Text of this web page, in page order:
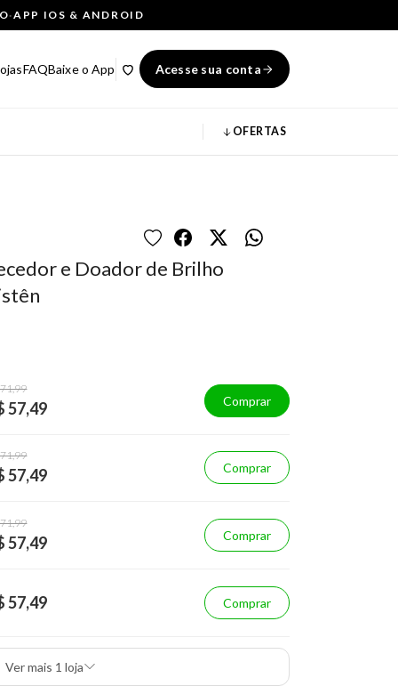
·APP IOS & ANDROID
FAQBaixe o App Acesse sua conta
OFERTAS
e Doador de Brilho
57,49 Comprar
57,49 Comprar
57,49 Comprar
57,49 Comprar
Ver mais 1 loja